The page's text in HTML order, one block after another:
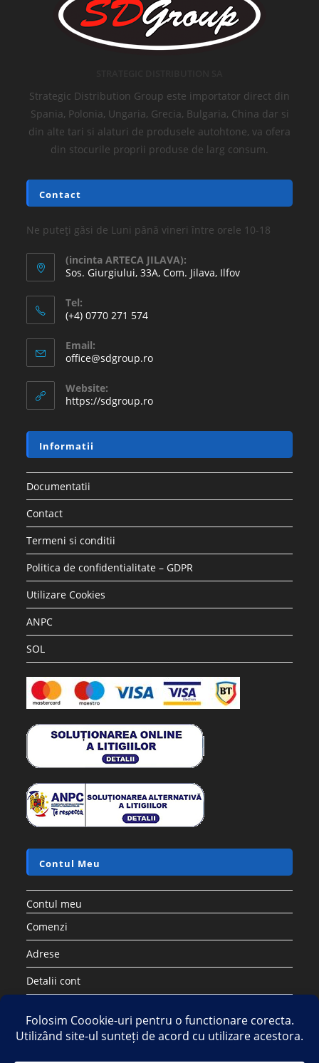
Strategic Distribution Group este importator direct din
Spania, Polonia, Ungaria, Grecia, Bulgaria, China dar si
din alte tari si alaturi de produsele autohtone, va ofera
din stocurile proprii produse de larg consum.
Contact
Ne puteți găsi de Luni până vineri între orele 10-18
(incinta ARTECA JILAVA):
Sos. Giurgiului, 33A, Com. Jilava, Ilfov
Tel:
(+4) 0770 271 574
Email:
office@sdgroup.ro
Website:
https://sdgroup.ro
Informatii
Documentatii
Contact
Termeni si conditii
Politica de confidentialitate – GDPR
Utilizare Cookies
ANPC
SOL
Contul Meu
Contul meu
Comenzi
Adrese
Detalii cont